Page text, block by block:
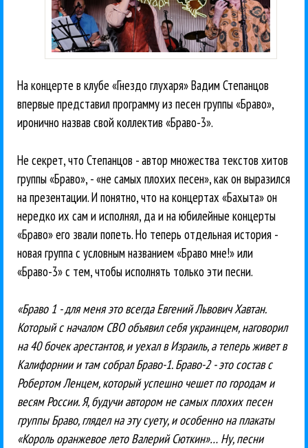
На концерте в клубе «Гнездо глухаря» Вадим Степанцов
впервые представил программу из песен группы «Браво»,
иронично назвав свой коллектив «Браво-3».
Не секрет, что Степанцов - автор множества текстов хитов
группы «Браво», - «не самых плохих песен», как он выразился
на презентации. И понятно, что на концертах «Бахыта» он
нередко их сам и исполнял, да и на юбилейные концерты
«Браво» его звали попеть. Но теперь отдельная история -
новая группа с условным названием «Браво мне!» или
«Браво-3» с тем, чтобы исполнять только эти песни.
«Браво 1 - для меня это всегда Евгений Львович Хавтан.
Который с началом СВО объявил себя украинцем, наговорил
на 40 бочек арестантов, и уехал в Израиль, а теперь живет в
Калифорнии и там собрал Браво-1. Браво-2 - это состав с
Робертом Ленцем, который успешно чешет по городам и
весям России. Я, будучи автором не самых плохих песен
группы Браво, глядел на эту суету, и особенно на плакаты
«Король оранжевое лето Валерий Сюткин»… Ну, песни